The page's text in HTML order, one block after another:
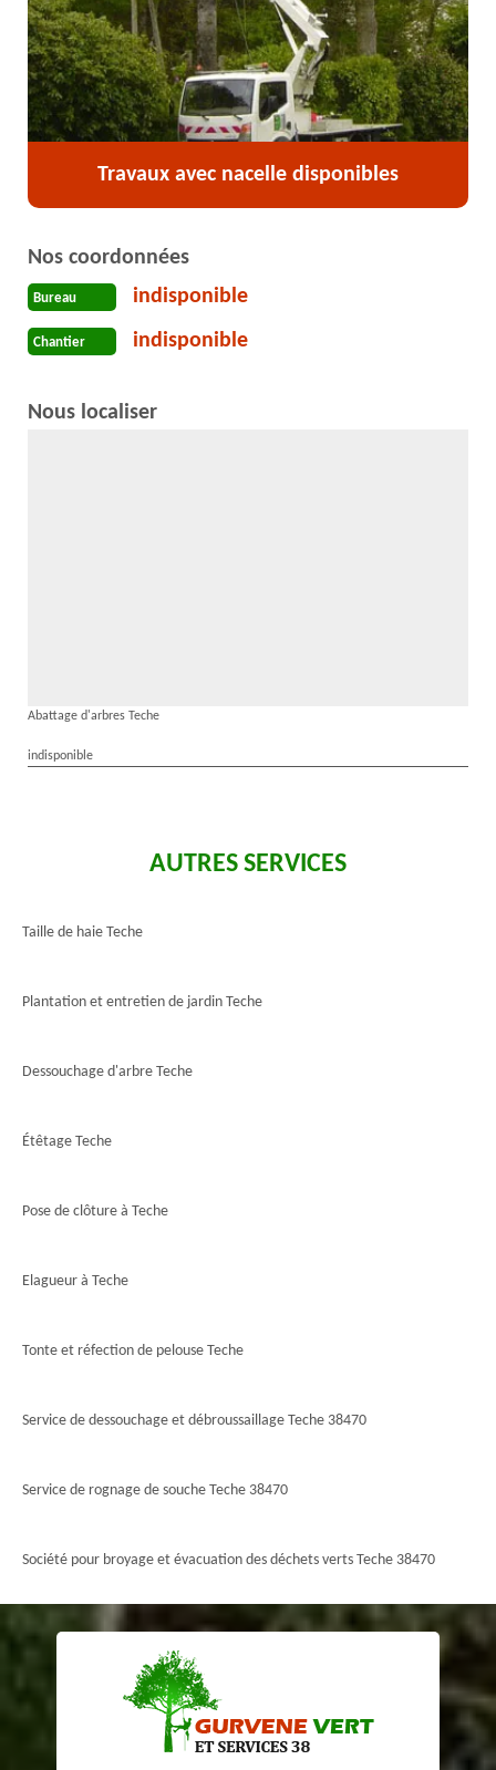
Travaux avec nacelle disponibles
Nos coordonnées
Bureau indisponible
Chantier indisponible
Nous localiser
Abattage d'arbres Teche
indisponible
AUTRES SERVICES
Taille de haie Teche
Plantation et entretien de jardin Teche
Dessouchage d'arbre Teche
Étêtage Teche
Pose de clôture à Teche
Elagueur à Teche
Tonte et réfection de pelouse Teche
Service de dessouchage et débroussaillage Teche 38470
Service de rognage de souche Teche 38470
Société pour broyage et évacuation des déchets verts Teche 38470